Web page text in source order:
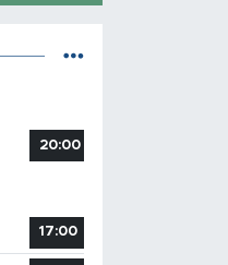
20:00
17:00